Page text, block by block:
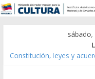
Constitución, leyes y